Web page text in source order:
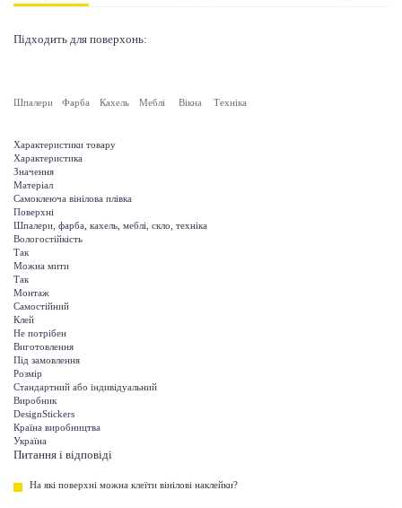
Підходить для поверхонь:
Шпалери Фарба Кахель Меблі Вікна Техніка
Характеристики товару
Характеристика
Значення
Матеріал
Самоклеюча вінілова плівка
Поверхні
Шпалери, фарба, кахель, меблі, скло, техніка
Вологостійкість
Так
Можна мити
Так
Монтаж
Самостійний
Клей
Не потрібен
Виготовлення
Під замовлення
Розмір
Стандартний або індивідуальний
Виробник
DesignStickers
Країна виробництва
Україна
Питання і відповіді
На які поверхні можна клеїти вінілові наклейки?